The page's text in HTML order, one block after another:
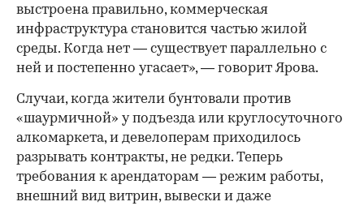
выстроена правильно, коммерческая
инфраструктура становится частью жилой
среды. Когда нет — существует параллельно с
ней и постепенно угасает», — говорит Ярова.
Случаи, когда жители бунтовали против
«шаурмичной» у подъезда или круглосуточного
алкомаркета, и девелоперам приходилось
разрывать контракты, не редки. Теперь
требования к арендаторам — режим работы,
внешний вид витрин, вывески и даже